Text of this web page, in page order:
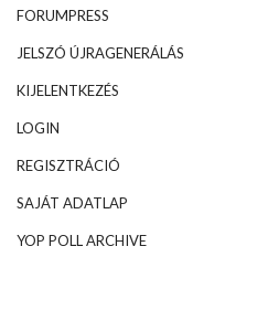
FORUMPRESS
JELSZÓ ÚJRAGENERÁLÁS
KIJELENTKEZÉS
LOGIN
REGISZTRÁCIÓ
SAJÁT ADATLAP
YOP POLL ARCHIVE